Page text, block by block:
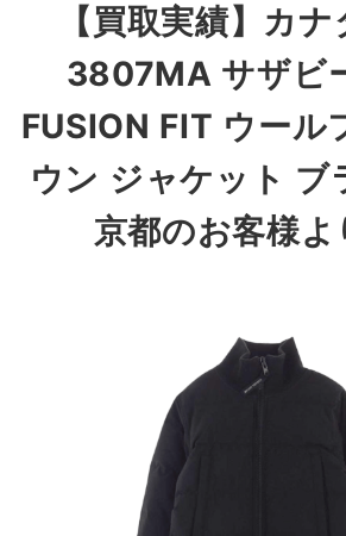
【買取実績】カ
3807MA サザビ
FUSION FIT ウール
ウン ジャケット ブ
京都のお客様よ